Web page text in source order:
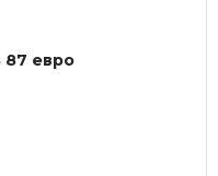
87 евро